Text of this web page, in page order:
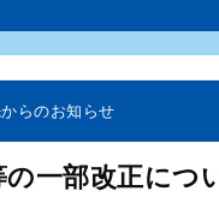
らのお知らせ
一部改正につ